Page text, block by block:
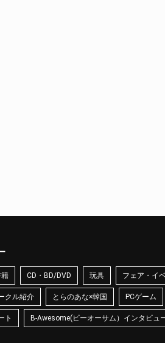
CD・BD/DVD 玩具 フェア・イ
クル紹介 とらのあな×韓国 PCゲーム
ト B-Awesome(ビーオーサム）インタビュ